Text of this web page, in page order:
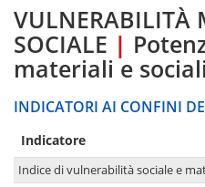
VULNERABILITÀ
SOCIALE |
materiali e sociali
INDICATORI AI CONFINI
Indicatore
Indice di vulnerabilità sociale e